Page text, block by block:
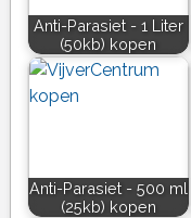
Anti-Parasiet - 1 Liter
(50kb) kopen
Anti-Parasiet - 500 ml
(25kb) kopen